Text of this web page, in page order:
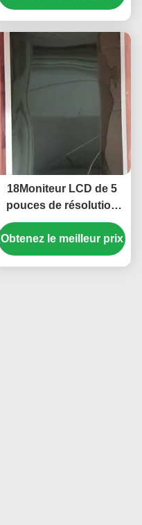
cd/m2
18Moniteur LCD de 5
pouces de résolution
1366x768 avec
250cd/m2 luminosité et
30K heures
Obtenez le meilleur prix